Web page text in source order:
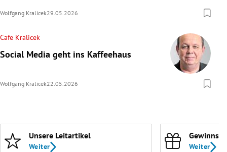
Wolfgang Kralicek29.05.2026
Cafe Kralicek
Social Media geht ins Kaffeehaus
Wolfgang Kralicek22.05.2026
Unsere Leitartikel
Weiter Weiter